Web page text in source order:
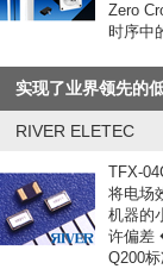
Zero
时序中
实现了业界领先的
RIVER ELETEC
TFX-
将电场
机器的
许偏差
Q200